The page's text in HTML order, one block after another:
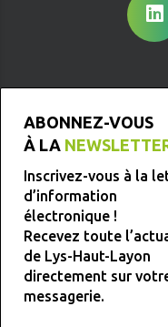
ABONNEZ-VOUS
À LA
Inscrivez-vous à la
d’information
électronique !
Recevez toute
de Lys-Haut-Layon
directement sur
messagerie.